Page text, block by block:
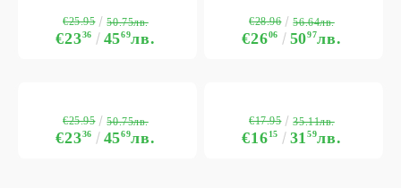
€2336 4569лв.
€25.95 50.75лв.
€2606 5097лв.
€28.96 56.64лв.
€2336 4569лв.
€25.95 50.75лв.
€1615 3159лв.
€17.95 35.11лв.